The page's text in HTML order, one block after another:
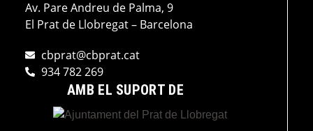
Av. Pare Andreu de Palma, 9
El Prat de Llobregat – Barcelona
cbprat@cbprat.cat
934 782 269
AMB EL SUPORT DE